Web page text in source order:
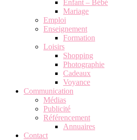
Enfant – Bébé
Mariage
Emploi
Enseignement
Formation
Loisirs
Shopping
Photographie
Cadeaux
Voyance
Communication
Médias
Publicité
Référencement
Annuaires
Contact